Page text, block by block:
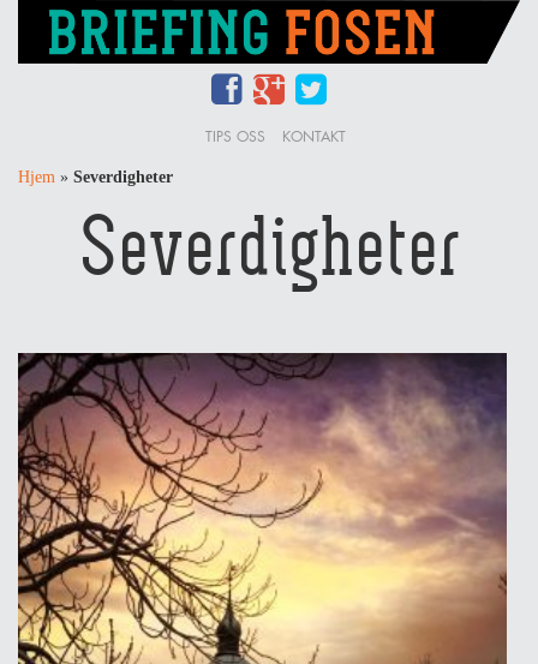
TIPS OSS KONTAKT
Hjem » Severdigheter
Severdigheter